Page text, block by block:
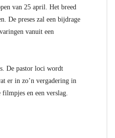
van 25 april. Het breed
De preses zal een bijdrage
vanuit een
De pastor loci wordt
er in zo’n vergadering in
en een verslag.